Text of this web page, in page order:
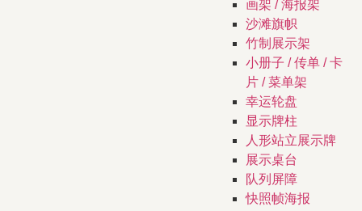
画架 / 海报架
沙滩旗帜
竹制展示架
小册子 / 传单 / 卡
片 / 菜单架
幸运轮盘
显示牌柱
人形站立展示牌
展示桌台
队列屏障
快照帧海报